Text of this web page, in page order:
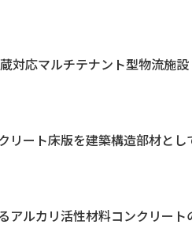
対応マルチテナント型物流施
リート床版を建築構造部材と
アルカリ活性材料コンクリー